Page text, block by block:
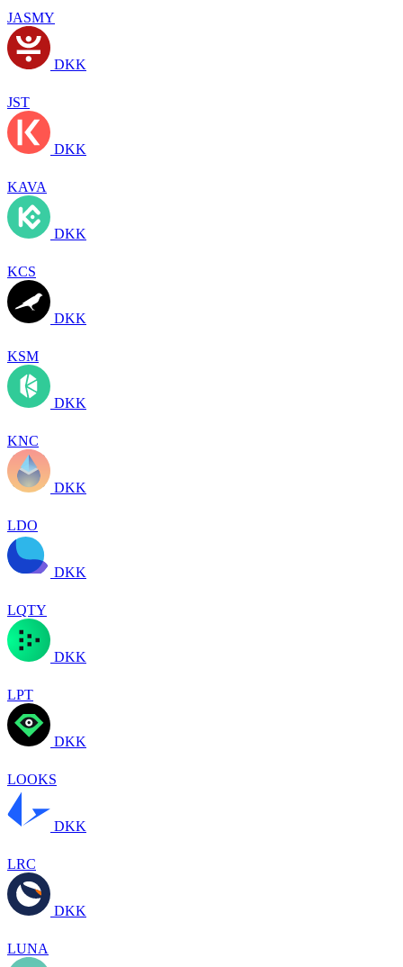
JASMY
DKK
JST
DKK
KAVA
DKK
KCS
DKK
KSM
DKK
KNC
DKK
LDO
DKK
LQTY
DKK
LPT
DKK
LOOKS
DKK
LRC
DKK
LUNA